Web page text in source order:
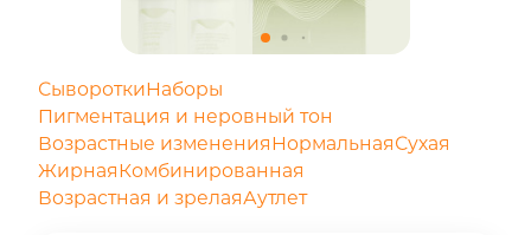
СывороткиНаборы
Пигментация и неровный тон
Возрастные измененияНормальнаяСухая
ЖирнаяКомбинированная
Возрастная и зрелаяАутлет